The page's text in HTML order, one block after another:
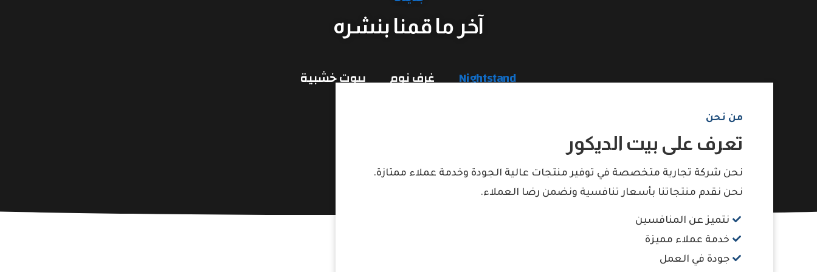
آخر ما قمنا بنشره​
Nightstand غرف نوم بيوت خشبية
من نحن
تعرف على بيت الديكور
نحن شركة تجارية متخصصة في توفير منتجات عالية الجودة وخدمة عملاء ممتازة.
نحن نقدم منتجاتنا بأسعار تنافسية ونضمن رضا العملاء.
نتميز عن المنافسين
خدمة عملاء مميزة
جودة في العمل